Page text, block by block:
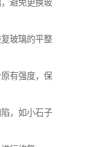
避免更换玻
玻璃的平整
有强度，保
，如小石子